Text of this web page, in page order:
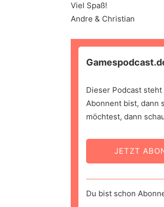
Viel Spaß!
Andre & Christian
Dieser Podcast
Abonnent bist, dann
möchtest, dann
JETZT
Du bist schon